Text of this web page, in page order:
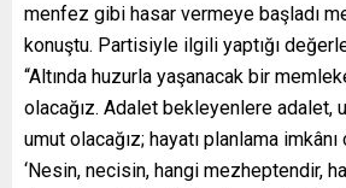
menfez gibi hasar vermeye başladı
konuştu. Partisiyle ilgili yaptığı
“Altında huzurla yaşanacak bir
olacağız. Adalet bekleyenlere adalet,
umut olacağız; hayatı planlama
‘Nesin, necisin, hangi mezheptendir,